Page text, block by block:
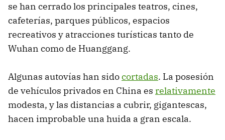
se han cerrado los principales teatros, cines,
cafeterías, parques públicos, espacios
recreativos y atracciones turísticas tanto de
Wuhan como de Huanggang.
Algunas autovías han sidocortadas. La posesión
de vehículos privados en China es relativamente
modesta, y las distancias a cubrir, gigantescas,
hacen improbable una huida a gran escala.